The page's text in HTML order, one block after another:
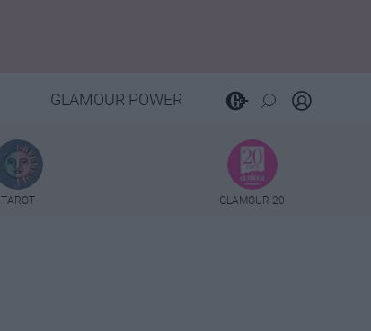
GLAMOUR POWER
TAROT GLAMOUR 20